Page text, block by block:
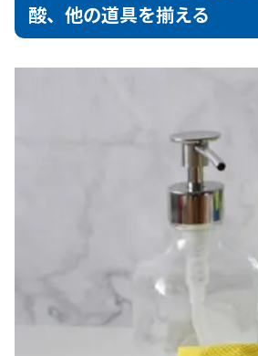
酸、他の道具を揃える